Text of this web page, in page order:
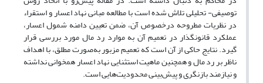
توصیفی-تحلیلی تلاش شده است با مطالعه مبانی نهاد اعسار و استقراء
در نظریات مطروحه درخصوص آن، ضمن تعیین دامنه شمول اعسار،
عملکرد قانونگذار در تعمیم آن به موارد رد مال مورد بررسی قرار
گیرد.نتایج حاکی از آن است که تعمیم مزبور به‌صورت مطلق، با اهداف
ناظر بر رد مال و همچنین ماهیت استثنایی نهاد اعسار همخوانی نداشته
و نیازمند بازنگری و پیشبینی محدودیتهایی است.